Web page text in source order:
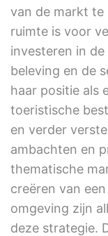
van de markt
ruimte is voor
investeren in
beleving en de
haar positie als
toeristische
en verder
ambachten en
thematische
creëren van
omgeving zijn
deze strategie.